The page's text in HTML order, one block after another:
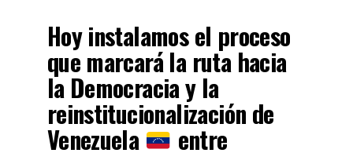
Hoy instalamos el proceso
que marcará la ruta hacia
la Democracia y la
reinstitucionalización de
Venezuela entre